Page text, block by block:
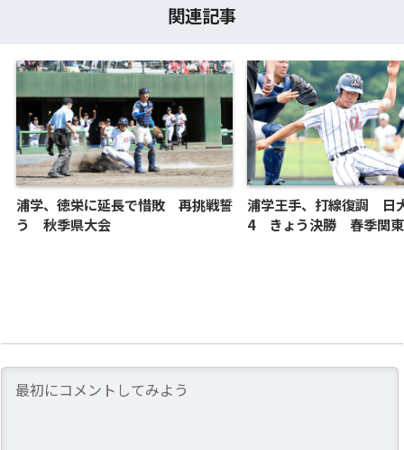
関連記事
浦学、徳栄に延長で惜敗 再挑戦誓
う 秋季県大会
浦学王手、打線復調 日
4 きょう決勝 春季関